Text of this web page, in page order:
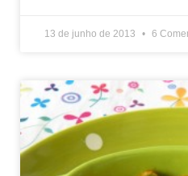
13 de junho de 2013 6